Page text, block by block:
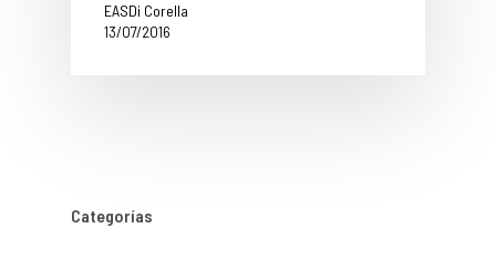
EASDi Corella
13/07/2016
Categorías